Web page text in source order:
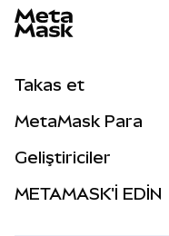
Takas et
Perps
RWA'lar
MetaMask Para
Geliştiriciler
METAMASK'İ EDİN